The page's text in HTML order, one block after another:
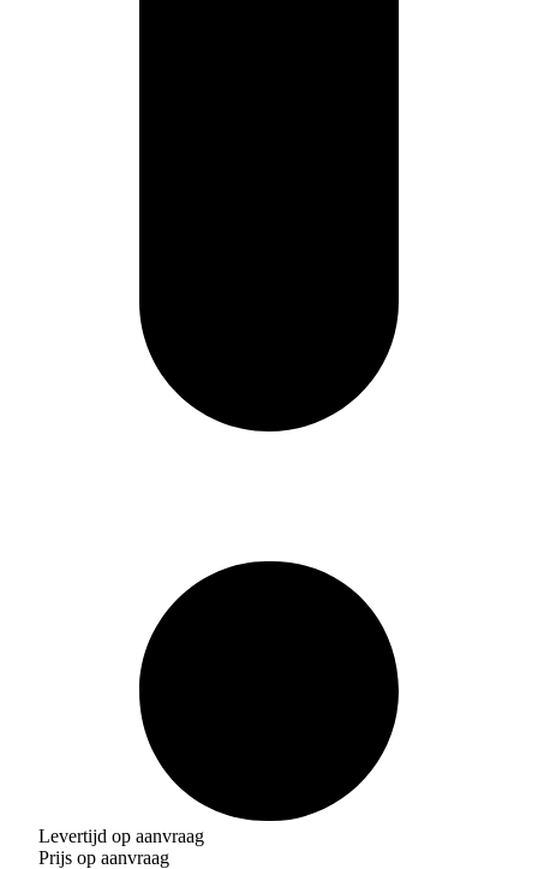
Levertijd op aanvraag
Prijs op aanvraag